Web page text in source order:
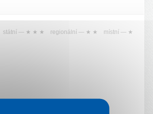
státní — ★ ★ ★ regionální — ★ ★ místní — ★